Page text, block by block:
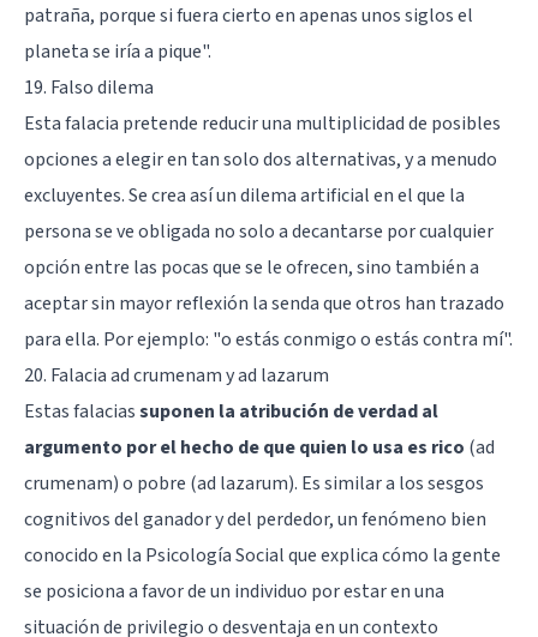
patraña, porque si fuera cierto en apenas unos siglos el
planeta se iría a pique".
19. Falso dilema
Esta falacia pretende reducir una multiplicidad de posibles
opciones a elegir en tan solo dos alternativas, y a menudo
excluyentes. Se crea así un dilema artificial en el que la
persona se ve obligada no solo a decantarse por cualquier
opción entre las pocas que se le ofrecen, sino también a
aceptar sin mayor reflexión la senda que otros han trazado
para ella. Por ejemplo: "o estás conmigo o estás contra mí".
20. Falacia ad crumenam y ad lazarum
Estas falaciassuponen la atribución de verdad al
argumento por el hecho de que quien lo usa es rico (ad
crumenam) o pobre (ad lazarum). Es similar a los sesgos
cognitivos del ganador y del perdedor, un fenómeno bien
conocido en la Psicología Social que explica cómo la gente
se posiciona a favor de un individuo por estar en una
situación de privilegio o desventaja en un contexto